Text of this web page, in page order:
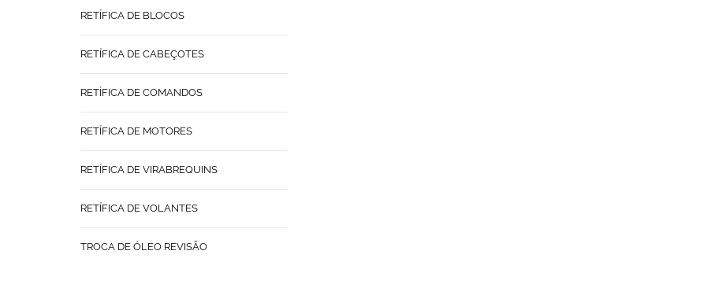
RETÍFICA DE BLOCOS
RETÍFICA DE CABEÇOTES
RETÍFICA DE COMANDOS
RETÍFICA DE MOTORES
RETÍFICA DE VIRABREQUINS
RETÍFICA DE VOLANTES
TROCA DE ÓLEO REVISÃO